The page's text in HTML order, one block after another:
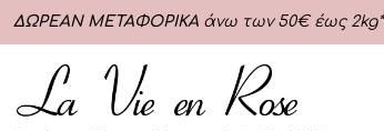
ΔΩΡΕΑΝ ΜΕΤΑΦΟΡΙΚΑ άνω των 50€ έως 2kg*